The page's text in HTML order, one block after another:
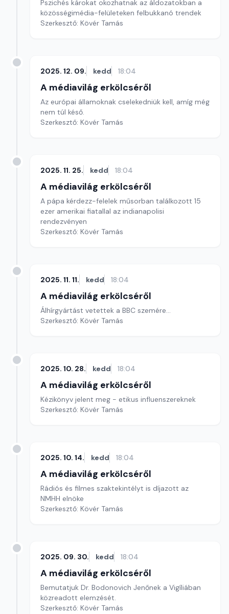
Pszichés károkat okozhatnak az áldozatokban a
közösségimédia-felületeken felbukkanó trendek
Szerkesztő: Kövér Tamás
2025. 12. 09. kedd 18:04
A médiavilág erkölcséről
Az európai államoknak cselekedniük kell, amíg még
nem túl késő.
Szerkesztő: Kövér Tamás
2025. 11. 25. kedd 18:04
A médiavilág erkölcséről
A pápa kérdezz-felelek műsorban találkozott 15
ezer amerikai fiatallal az indianapolisi
rendezvényen
Szerkesztő: Kövér Tamás
2025. 11. 11. kedd 18:04
A médiavilág erkölcséről
Álhírgyártást vetettek a BBC szemére…
Szerkesztő: Kövér Tamás
2025. 10. 28. kedd 18:04
A médiavilág erkölcséről
Kézikönyv jelent meg - etikus influenszereknek
Szerkesztő: Kövér Tamás
2025. 10. 14. kedd 18:04
A médiavilág erkölcséről
Rádiós és filmes szaktekintélyt is díjazott az
NMHH elnöke
Szerkesztő: Kövér Tamás
2025. 09. 30. kedd 18:04
A médiavilág erkölcséről
Bemutatjuk Dr. Bodonovich Jenőnek a Vigíliában
közreadott elemzését.
Szerkesztő: Kövér Tamás